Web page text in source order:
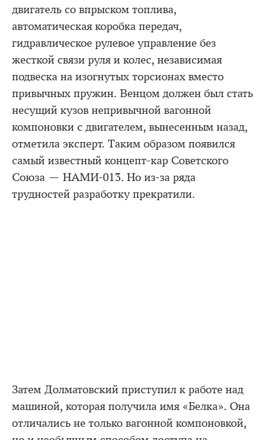
двигатель со впрыском топлива,
автоматическая коробка передач,
гидравлическое рулевое управление без
жесткой связи руля и колес, независимая
подвеска на изогнутых торсионах вместо
привычных пружин. Венцом должен был стать
несущий кузов непривычной вагонной
компоновки с двигателем, вынесенным назад,
отметила эксперт. Таким образом появился
самый известный концепт-кар Советского
Союза — НАМИ-013. Но из-за ряда
трудностей разработку прекратили.
Затем Долматовский приступил к работе над
машиной, которая получила имя «Белка». Она
отличались не только вагонной компоновкой,